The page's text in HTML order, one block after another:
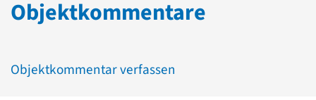
Objektkommentare
Objektkommentar verfassen